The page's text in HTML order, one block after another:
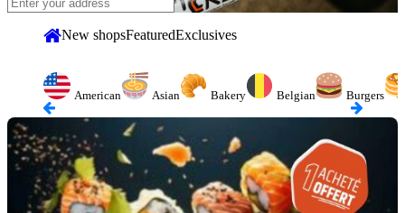
New shopsFeaturedExclusives
American Asian Bakery Belgian Burgers